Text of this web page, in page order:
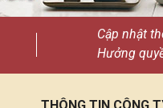
Cập nhật
Hưởng
THÔNG TIN CÔNG